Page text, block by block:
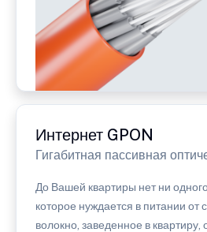
Интернет GPON
Гигабитная пассивная
До Вашей квартиры нет ни
которое нуждается в питании от
волокно, заведенное в квартиру,